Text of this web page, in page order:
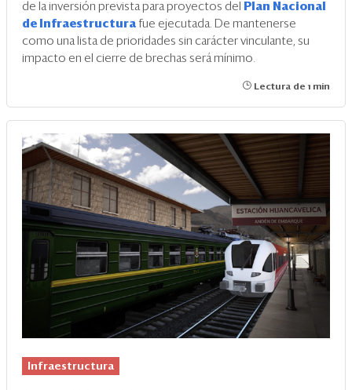
de la inversión prevista para proyectos del
Plan Nacional
de Infraestructura fue ejecutada. De mantenerse
como una lista de prioridades sin carácter vinculante, su
impacto en el cierre de brechas será mínimo.
Lectura de 1 min
Infraestructura